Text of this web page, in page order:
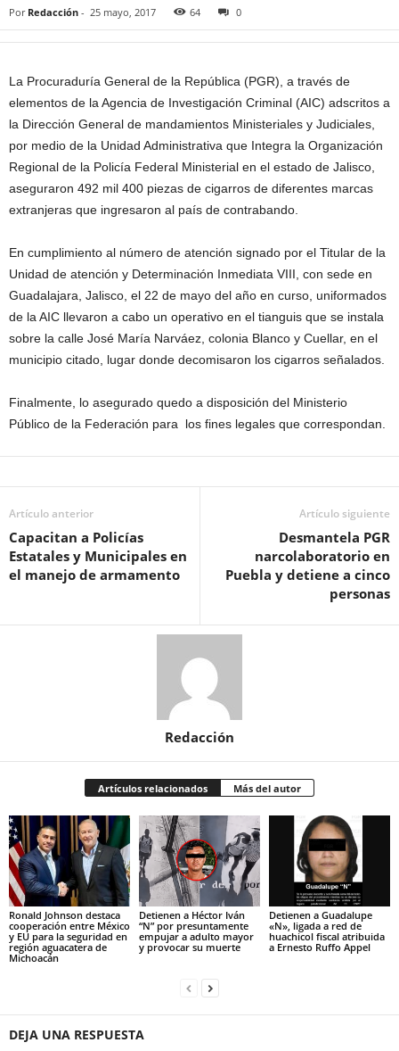
Por Redacción - 25 mayo, 2017 64 0
La Procuraduría General de la República (PGR), a través de
elementos de la Agencia de Investigación Criminal (AIC) adscritos a
la Dirección General de mandamientos Ministeriales y Judiciales,
por medio de la Unidad Administrativa que Integra la Organización
Regional de la Policía Federal Ministerial en el estado de Jalisco,
aseguraron 492 mil 400 piezas de cigarros de diferentes marcas
extranjeras que ingresaron al país de contrabando.
En cumplimiento al número de atención signado por el Titular de la
Unidad de atención y Determinación Inmediata VIII, con sede en
Guadalajara, Jalisco, el 22 de mayo del año en curso, uniformados
de la AIC llevaron a cabo un operativo en el tianguis que se instala
sobre la calle José María Narváez, colonia Blanco y Cuellar, en el
municipio citado, lugar donde decomisaron los cigarros señalados.
Finalmente, lo asegurado quedo a disposición del Ministerio
Público de la Federación para los fines legales que correspondan.
Artículo anterior
Capacitan a Policías
Estatales y Municipales en
el manejo de armamento
Artículo siguiente
Desmantela PGR
narcolaboratorio en
Puebla y detiene a cinco
personas
Redacción
Artículos relacionados Más del autor
Ronald Johnson destaca
cooperación entre México
y EU para la seguridad en
región aguacatera de
Michoacán
Detienen a Héctor Iván
“N” por presuntamente
empujar a adulto mayor
y provocar su muerte
Detienen a Guadalupe
«N», ligada a red de
huachicol fiscal atribuida
a Ernesto Ruffo Appel
DEJA UNA RESPUESTA